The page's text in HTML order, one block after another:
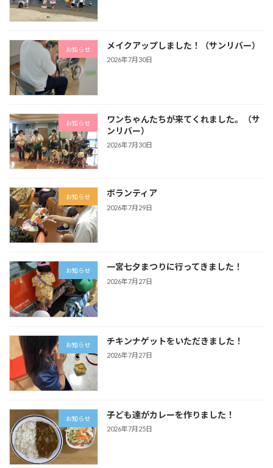
お知らせ メイクアップしました！（サンリバー）
2026年7月30日
お知らせ
ワンちゃんたちが来てくれました。（サ
ンリバー）
2026年7月30日
お知らせ ボランティア
2026年7月29日
お知らせ 一宮七夕まつりに行ってきました！
2026年7月27日
お知らせ チキンナゲットをいただきました！
2026年7月27日
お知らせ 子ども達がカレーを作りました！
2026年7月25日